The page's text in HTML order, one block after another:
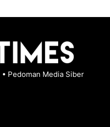
• Pedoman Media Siber